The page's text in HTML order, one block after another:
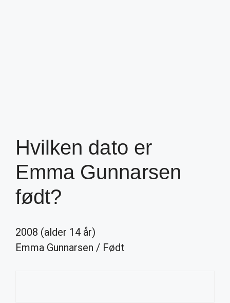
Hvilken dato er
Emma Gunnarsen
født?
2008 (alder 14 år)
Emma Gunnarsen / Født